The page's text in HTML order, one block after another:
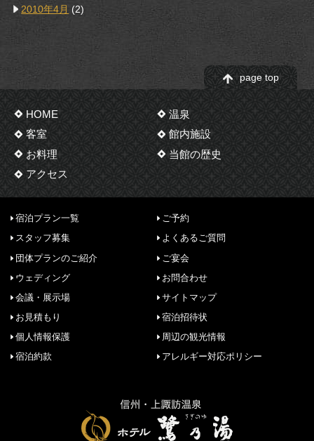
2010年4月 (2)
page top
HOME
温泉
客室
館内施設
お料理
当館の歴史
アクセス
宿泊プラン一覧
ご予約
スタッフ募集
よくあるご質問
団体プランのご紹介
ご宴会
ウェディング
お問合わせ
会議・展示場
サイトマップ
お見積もり
宿泊招待状
個人情報保護
周辺の観光情報
宿泊約款
アレルギー対応ポリシー